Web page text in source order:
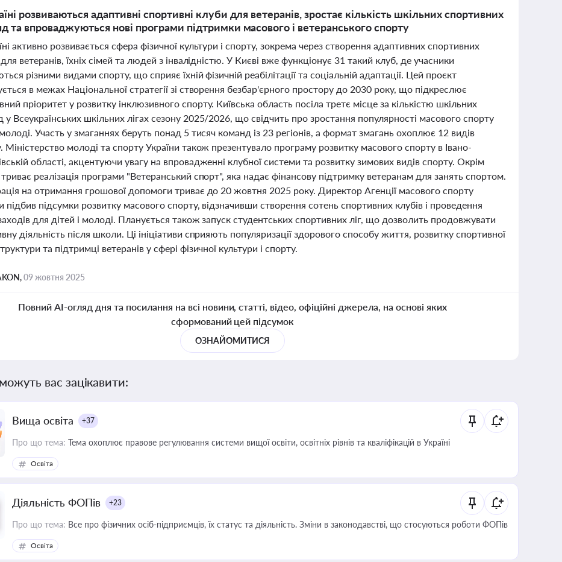
розвиваються адаптивні спортивні клуби для ветеранів, зростає кількість шкільних спортивних
та впроваджуються нові програми підтримки масового і ветеранського спорту
активно розвивається сфера фізичної культури і спорту, зокрема через створення адаптивних спортивних
для ветеранів, їхніх сімей та людей з інвалідністю. У Києві вже функціонує 31 такий клуб, де учасники
різними видами спорту, що сприяє їхній фізичній реабілітації та соціальній адаптації. Цей проєкт
в межах Національної стратегії зі створення безбар'єрного простору до 2030 року, що підкреслює
пріоритет у розвитку інклюзивного спорту. Київська область посіла третє місце за кількістю шкільних
у Всеукраїнських шкільних лігах сезону 2025/2026, що свідчить про зростання популярності масового спорту
Участь у змаганнях беруть понад 5 тисяч команд із 23 регіонів, а формат змагань охоплює 12 видів
Міністерство молоді та спорту України також презентувало програму розвитку масового спорту в Івано-
області, акцентуючи увагу на впровадженні клубної системи та розвитку зимових видів спорту. Окрім
реалізація програми "Ветеранський спорт", яка надає фінансову підтримку ветеранам для занять спортом.
на отримання грошової допомоги триває до 20 жовтня 2025 року. Директор Агенції масового спорту
підбив підсумки розвитку масового спорту, відзначивши створення сотень спортивних клубів і проведення
для дітей і молоді. Планується також запуск студентських спортивних ліг, що дозволить продовжувати
діяльність після школи. Ці ініціативи сприяють популяризації здорового способу життя, розвитку спортивної
та підтримці ветеранів у сфері фізичної культури і спорту.
09 жовтня 2025
Повний AI-огляд дня та посилання на всі новини, статті, відео, офіційні джерела, на основі яких
сформований цей підсумок
ОЗНАЙОМИТИСЯ
вас зацікавити:
Вища освіта +37
Про що тема: Тема охоплює правове регулювання системи вищої освіти, освітніх рівнів та кваліфікацій в Україні
Освіта
Діяльність ФОПів +23
Про що тема: Все про фізичних осіб-підприємців, їх статус та діяльність. Зміни в законодавстві, що стосуються роботи ФОПів
Освіта